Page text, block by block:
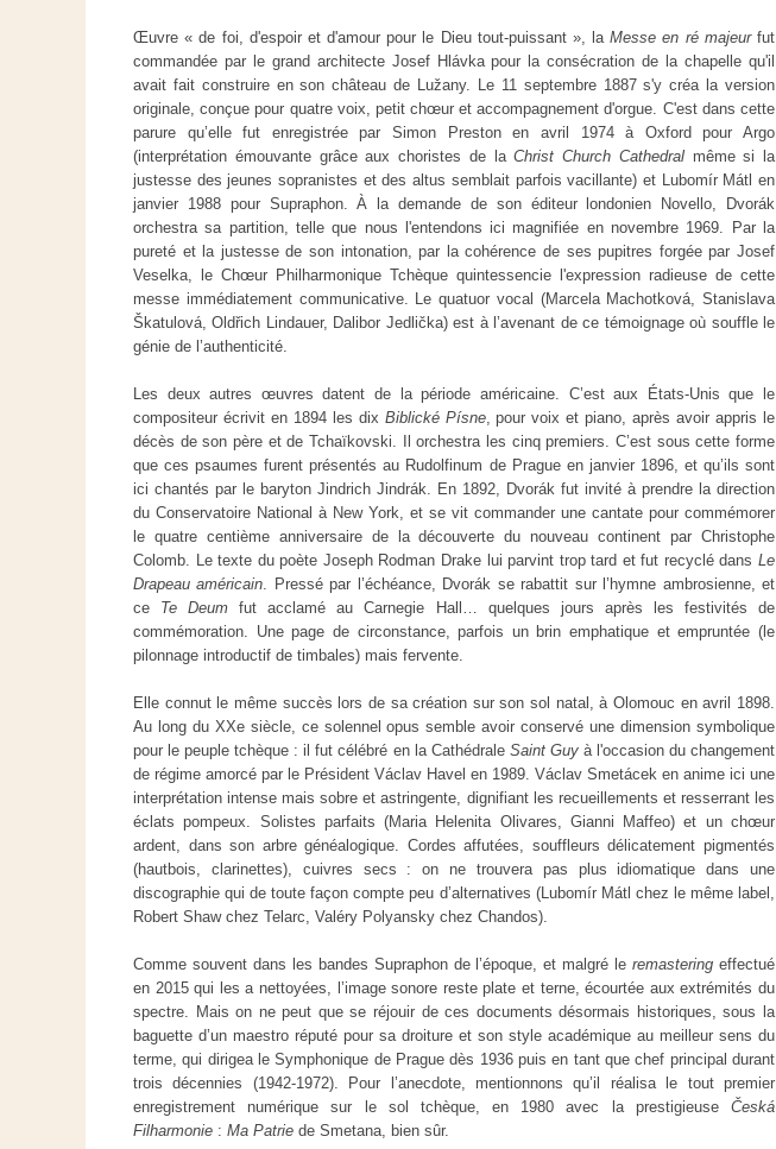
Œuvre « de foi, d'espoir et d'amour pour le Dieu tout-puissant », laMesse en ré majeurfut
commandée par le grand architecte Josef Hlávka pour la consécration de la chapelle qu'il
avait fait construire en son château de Lužany. Le 11 septembre 1887 s'y créa la version
originale, conçue pour quatre voix, petit chœur et accompagnement d'orgue. C'est dans cette
parure qu’elle fut enregistrée par Simon Preston en avril 1974 à Oxford pour Argo
(interprétation émouvante grâce aux choristes de laChrist Church Cathedralmême si la
justesse des jeunes sopranistes et des altus semblait parfois vacillante) et Lubomír Mátl en
janvier 1988 pour Supraphon. À la demande de son éditeur londonien Novello, Dvorák
orchestra sa partition, telle que nous l'entendons ici magnifiée en novembre 1969. Par la
pureté et la justesse de son intonation, par la cohérence de ses pupitres forgée par Josef
Veselka, le Chœur Philharmonique Tchèque quintessencie l'expression radieuse de cette
messe immédiatement communicative. Le quatuor vocal (Marcela Machotková, Stanislava
Škatulová, Oldřich Lindauer, Dalibor Jedlička) est à l’avenant de ce témoignage où souffle le
génie de l’authenticité.
Les deux autres œuvres datent de la période américaine. C’est aux États-Unis que le
compositeur écrivit en 1894 les dix Biblické Písne, pour voix et piano, après avoir appris le
décès de son père et de Tchaïkovski. Il orchestra les cinq premiers. C’est sous cette forme
que ces psaumes furent présentés au Rudolfinum de Prague en janvier 1896, et qu’ils sont
ici chantés par le baryton Jindrich Jindrák. En 1892, Dvorák fut invité à prendre la direction
du Conservatoire National à New York, et se vit commander une cantate pour commémorer
le quatre centième anniversaire de la découverte du nouveau continent par Christophe
Colomb. Le texte du poète Joseph Rodman Drake lui parvint trop tard et fut recyclé dans Le
Drapeau américain. Pressé par l’échéance, Dvorák se rabattit sur l’hymne ambrosienne, et
ce Te Deum fut acclamé au Carnegie Hall… quelques jours après les festivités de
commémoration. Une page de circonstance, parfois un brin emphatique et empruntée (le
pilonnage introductif de timbales) mais fervente.
Elle connut le même succès lors de sa création sur son sol natal, à Olomouc en avril 1898.
Au long du XXe siècle, ce solennel opus semble avoir conservé une dimension symbolique
pour le peuple tchèque : il fut célébré en la Cathédrale Saint Guyà l'occasion du changement
de régime amorcé par le Président Václav Havel en 1989. Václav Smetácek en anime ici une
interprétation intense mais sobre et astringente, dignifiant les recueillements et resserrant les
éclats pompeux. Solistes parfaits (Maria Helenita Olivares, Gianni Maffeo) et un chœur
ardent, dans son arbre généalogique. Cordes affutées, souffleurs délicatement pigmentés
(hautbois, clarinettes), cuivres secs : on ne trouvera pas plus idiomatique dans une
discographie qui de toute façon compte peu d’alternatives (Lubomír Mátl chez le même label,
Robert Shaw chez Telarc, Valéry Polyansky chez Chandos).
Comme souvent dans les bandes Supraphon de l’époque, et malgré leremastering effectué
en 2015 qui les a nettoyées, l’image sonore reste plate et terne, écourtée aux extrémités du
spectre. Mais on ne peut que se réjouir de ces documents désormais historiques, sous la
baguette d’un maestro réputé pour sa droiture et son style académique au meilleur sens du
terme, qui dirigea le Symphonique de Prague dès 1936 puis en tant que chef principal durant
trois décennies (1942-1972). Pour l’anecdote, mentionnons qu’il réalisa le tout premier
enregistrement numérique sur le sol tchèque, en 1980 avec la prestigieuse Česká
Filharmonie : Ma Patrie de Smetana, bien sûr.